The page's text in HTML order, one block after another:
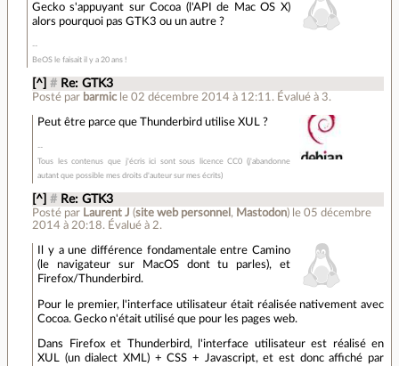
Gecko s'appuyant sur Cocoa (l'API de Mac OS X)
alors pourquoi pas GTK3 ou un autre ?
BeOS le faisait il y a 20 ans !
[^] # Re: GTK3
Posté par barmic le 02 décembre 2014 à 12:11. Évalué à 3.
Peut être parce que Thunderbird utilise XUL ?
Tous les contenus que j'écris ici sont sous licence CC0 (j'abandonne
autant que possible mes droits d'auteur sur mes écrits)
[^] # Re: GTK3
Posté par Laurent J (site web personnel , Mastodon) le 05 décembre
2014 à 20:18. Évalué à 2.
Il y a une différence fondamentale entre Camino
(le navigateur sur MacOS dont tu parles), et
Firefox/Thunderbird.
Pour le premier, l'interface utilisateur était réalisée nativement avec
Cocoa. Gecko n'était utilisé que pour les pages web.
Dans Firefox et Thunderbird, l'interface utilisateur est réalisé en
XUL (un dialect XML) + CSS + Javascript, et est donc affiché par